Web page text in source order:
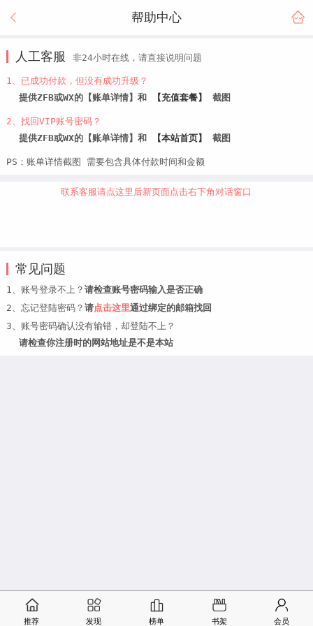
帮助中心
人工客服 非24小时在线，请直接说明问题
1、已成功付款，但没有成功升级？
提供ZFB或WX的【账单详情】和
【充值套餐】 截图
2、找回VIP账号密码？
提供ZFB或WX的【账单详情】和
【本站首页】 截图
PS：账单详情截图 需要包含具体付款时间和金额
联系客服请点这里后新页面点击右下角对话窗口
常见问题
1、账号登录不上？ 请检查账号密码输入是否正确
2、忘记登陆密码？ 请点击这里通过绑定的邮箱找回
3、账号密码确认没有输错，却登陆不上？
请检查你注册时的网站地址是不是本站
推荐 发现 榜单 书架 会员